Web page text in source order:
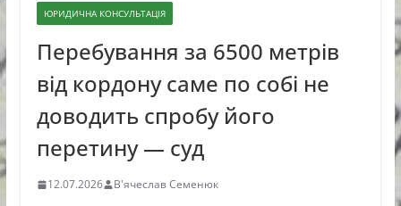
ЮРИДИЧНА КОНСУЛЬТАЦІЯ
Перебування за 6500 метрів
від кордону саме по собі не
доводить спробу його
перетину — суд
12.07.2026 В'ячеслав Семенюк